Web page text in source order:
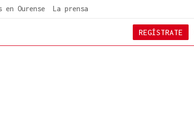
en Ourense La prensa
REGÍSTRATE